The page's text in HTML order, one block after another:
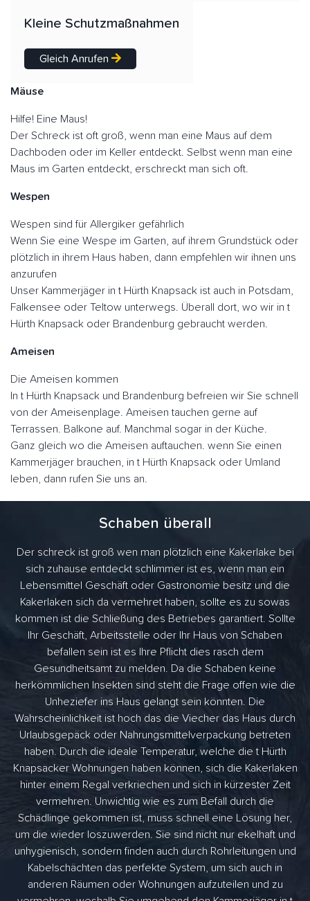
Kleine Schutzmaßnahmen
Gleich Anrufen
Mäuse
Hilfe! Eine Maus!
Der Schreck ist oft groß, wenn man eine Maus auf dem
Dachboden oder im Keller entdeckt. Selbst wenn man eine
Maus im Garten entdeckt, erschreckt man sich oft.
Wespen
Wespen sind für Allergiker gefährlich
Wenn Sie eine Wespe im Garten, auf ihrem Grundstück oder
plötzlich in ihrem Haus haben, dann empfehlen wir ihnen uns
anzurufen
Unser Kammerjäger in t Hürth Knapsack ist auch in Potsdam,
Falkensee oder Teltow unterwegs. Überall dort, wo wir in t
Hürth Knapsack oder Brandenburg gebraucht werden.
Ameisen
Die Ameisen kommen
In t Hürth Knapsack und Brandenburg befreien wir Sie schnell
von der Ameisenplage. Ameisen tauchen gerne auf
Terrassen. Balkone auf. Manchmal sogar in der Küche.
Ganz gleich wo die Ameisen auftauchen. wenn Sie einen
Kammerjäger brauchen, in t Hürth Knapsack oder Umland
leben, dann rufen Sie uns an.
Schaben überall
Der schreck ist groß wen man plötzlich eine Kakerlake bei
sich zuhause entdeckt schlimmer ist es, wenn man ein
Lebensmittel Geschäft oder Gastronomie besitz und die
Kakerlaken sich da vermehret haben, sollte es zu sowas
kommen ist die Schließung des Betriebes garantiert. Sollte
Ihr Geschäft, Arbeitsstelle oder Ihr Haus von Schaben
befallen sein ist es Ihre Pflicht dies rasch dem
Gesundheitsamt zu melden. Da die Schaben keine
herkömmlichen Insekten sind steht die Frage offen wie die
Unheziefer ins Haus gelangt sein könnten. Die
Wahrscheinlichkeit ist hoch das die Viecher das Haus durch
Urlaubsgepäck oder Nahrungsmittelverpackung betreten
haben. Durch die ideale Temperatur, welche die t Hürth
Knapsacker Wohnungen haben können, sich die Kakerlaken
hinter einem Regal verkriechen und sich in kürzester Zeit
vermehren. Unwichtig wie es zum Befall durch die
Schädlinge gekommen ist, muss schnell eine Lösung her,
um die wieder loszuwerden. Sie sind nicht nur ekelhaft und
unhygienisch, sondern finden auch durch Rohrleitungen und
Kabelschächten das perfekte System, um sich auch in
anderen Räumen oder Wohnungen aufzuteilen und zu